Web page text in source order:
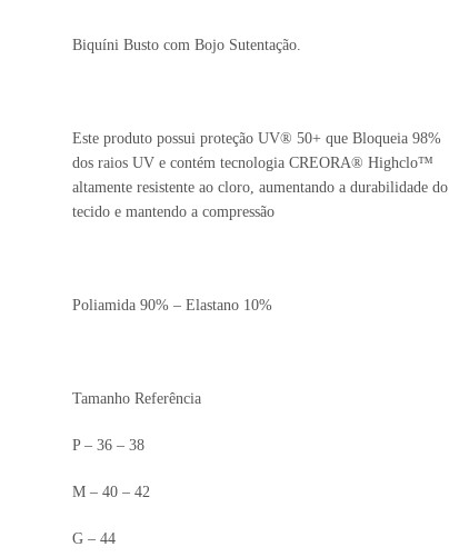
Biquíni Busto com Bojo Sutentação.
Este produto possui proteção UV® 50+ que Bloqueia 98%
dos raios UV e contém tecnologia CREORA® Highclo™
altamente resistente ao cloro, aumentando a durabilidade do
tecido e mantendo a compressão
Poliamida 90% – Elastano 10%
Tamanho Referência
P – 36 – 38
M – 40 – 42
G – 44